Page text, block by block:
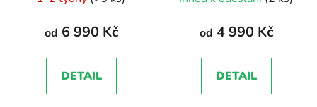
hodnocení
produktu
5,0
z
od 6 990 Kč
DETAIL
od 4 990 Kč
DETAIL